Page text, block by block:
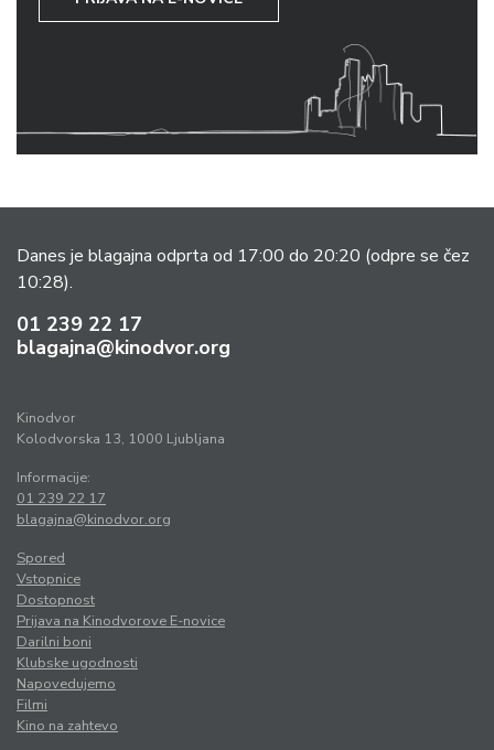
Danes je blagajna odprta od 17:00 do 20:20 (odpre se čez
10:28).
01 239 22 17
blagajna@kinodvor.org
Kinodvor
Kolodvorska 13, 1000 Ljubljana
Informacije:
01 239 22 17
blagajna@kinodvor.org
Spored
Vstopnice
Dostopnost
Prijava na Kinodvorove E-novice
Darilni boni
Klubske ugodnosti
Napovedujemo
Filmi
Kino na zahtevo